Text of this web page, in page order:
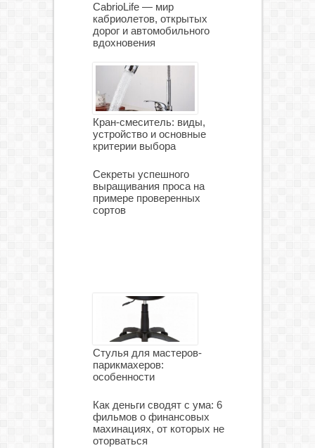
CabrioLife — мир
кабриолетов, открытых
дорог и автомобильного
вдохновения
Кран-смеситель: виды,
устройство и основные
критерии выбора
Секреты успешного
выращивания проса на
примере проверенных
сортов
Стулья для мастеров-
парикмахеров:
особенности
Как деньги сводят с ума: 6
фильмов о финансовых
махинациях, от которых не
оторваться